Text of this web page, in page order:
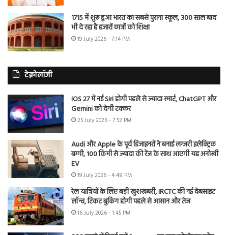
1715 में शुरू हुआ भारत का सबसे पुराना स्कूल, 300 साल बाद
भी दे रहा है हजारों छात्रों को शिक्षा
19 July 2026 - 7:14 PM
टेक्नोलॉजी
iOS 27 में नई Siri होगी पहले से ज्यादा स्मार्ट, ChatGPT और
Gemini को देगी टक्कर
25 July 2026 - 7:52 PM
Audi और Apple के पूर्व डिजाइनरों ने बनाई लग्जरी इलेक्ट्रिक
बग्गी, 100 किमी से ज्यादा की रेंज के साथ आएगी यह अनोखी
EV
19 July 2026 - 4:48 PM
रेल यात्रियों के लिए बड़ी खुशखबरी, IRCTC की नई वेबसाइट
लॉन्च, टिकट बुकिंग होगी पहले से आसान और तेज
16 July 2026 - 1:45 PM